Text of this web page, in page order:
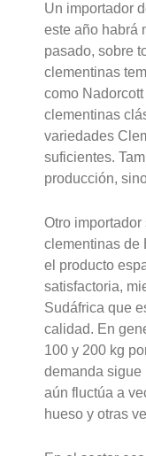
Un importador
este año habrá
pasado, sobre
clementinas
como
clementinas
variedades
suficientes.
producción,
Otro
clementinas de
el producto
satisfactoria,
Sudáfrica que
calidad. En
100 y 200 kg
demanda sigue
aún fluctúa a
hueso y otras